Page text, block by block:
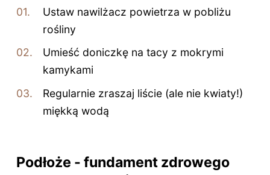
Ustaw nawilżacz powietrza w pobliżu
rośliny
Umieść doniczkę na tacy z mokrymi
kamykami
Regularnie zraszaj liście (ale nie kwiaty!)
miękką wodą
Podłoże - fundament zdrowego